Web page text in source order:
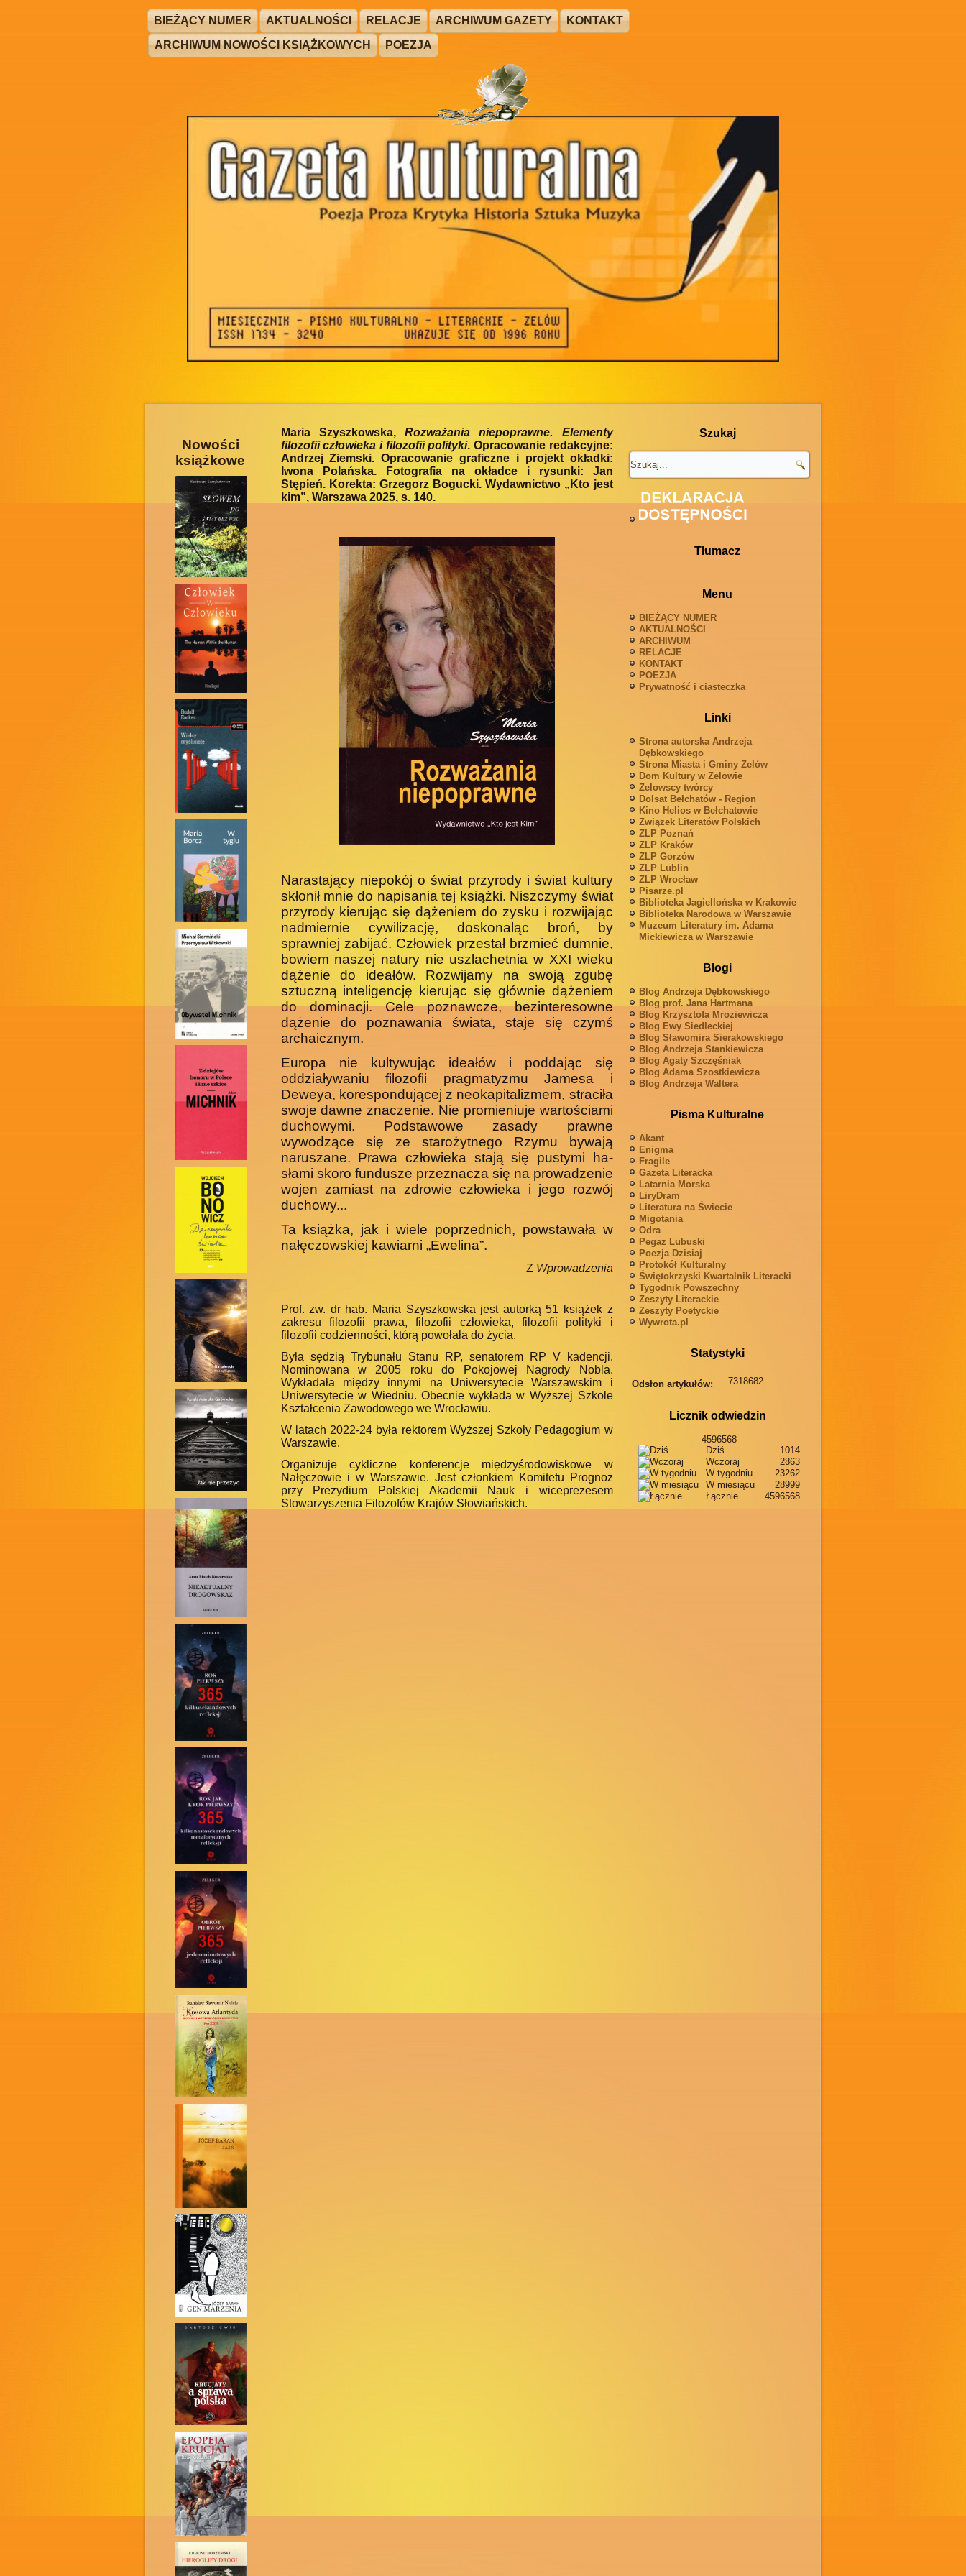
BIEŻĄCY NUMER AKTUALNOŚCI RELACJE ARCHIWUM GAZETY
KONTAKT
ARCHIWUM NOWOŚCI KSIĄŻKOWYCH
POEZJA
Nowości
książkowe
Maria Szyszkowska,Rozważania niepoprawne. Elementy
filozofii człowieka i filozofii polityki. Opracowanie redakcyjne:
Andrzej Ziemski. Opracowanie graficzne i projekt okładki:
Iwona Polańska. Fotografia na okładce i rysunki: Jan
Stępień. Korekta: Grzegorz Bogucki. Wydawnictwo „Kto jest
kim”, Warszawa 2025, s. 140.
Narastający niepokój o świat przyrody i świat kultury
skłonił mnie do napisania tej książki. Niszczymy świat
przyrody kierując się dąże­niem do zysku i rozwijając
nadmiernie cywilizację, doskonaląc broń, by
sprawniej zabijać. Człowiek przestał brzmieć dumnie,
bowiem na­szej natury nie uszlachetnia w XXI wieku
dążenie do ideałów. Rozwi­jamy na swoją zgubę
sztuczną inteligencję kierując się głównie dą­żeniem
do dominacji. Cele poznawcze, bezinteresowne
dążenie do poznawania świata, staje się czymś
archaicznym.
Europa nie kultywując ideałów i poddając się
oddziaływaniu filo­zofii pragmatyzmu Jamesa i
Deweya, korespondującej z neokapitalizmem, straciła
swoje dawne znaczenie. Nie promieniuje wartościami
duchowymi. Podstawowe zasady prawne
wywodzące się ze starożytnego Rzymu bywają
naruszane. Prawa człowieka stają się pustymi ha­
słami skoro fundusze przeznacza się na prowadzenie
wojen zamiast na zdrowie człowieka i jego rozwój
duchowy...
Ta książka, jak i wiele poprzednich, powstawała w
nałęczowskiej kawiarni „Ewelina”.
Z Wprowadzenia
Prof. zw. dr hab. Maria Szyszkowska jest autorką 51 książek z
zakresu filozofii prawa, filozofii człowieka, filozofii polityki i
filozofii codzienności, którą powołała do życia.
Była sędzią Trybunału Stanu RP, senatorem RP V kadencji.
Nominowana w 2005 roku do Pokojowej Nagrody Nobla.
Wykładała między innymi na Uniwersytecie Warszaw­skim i
Uniwersytecie w Wiedniu. Obecnie wykłada w Wyższej Szkole
Kształcenia Zawo­dowego we Wrocławiu.
W latach 2022-24 była rektorem Wyższej Szkoły Pedagogium w
Warszawie.
Organizuje cykliczne konferencje międzyśrodowiskowe w
Nałęczowie i w Warsza­wie. Jest członkiem Komitetu Prognoz
przy Prezydium Polskiej Akademii Nauk i wicepre­zesem
Stowarzyszenia Filozofów Krajów Słowiańskich.
Szukaj
Tłumacz
Menu
BIEŻĄCY NUMER
AKTUALNOŚCI
ARCHIWUM
RELACJE
KONTAKT
POEZJA
Prywatność i ciasteczka
Linki
Strona autorska Andrzeja
Dębkowskiego
Strona Miasta i Gminy Zelów
Dom Kultury w Zelowie
Zelowscy twórcy
Dolsat Bełchatów - Region
Kino Helios w Bełchatowie
Związek Literatów Polskich
ZLP Poznań
ZLP Kraków
ZLP Gorzów
ZLP Lublin
ZLP Wrocław
Pisarze.pl
Biblioteka Jagiellońska w Krakowie
Biblioteka Narodowa w Warszawie
Muzeum Literatury im. Adama
Mickiewicza w Warszawie
Blogi
Blog Andrzeja Dębkowskiego
Blog prof. Jana Hartmana
Blog Krzysztofa Mroziewicza
Blog Ewy Siedleckiej
Blog Sławomira Sierakowskiego
Blog Andrzeja Stankiewicza
Blog Agaty Szczęśniak
Blog Adama Szostkiewicza
Blog Andrzeja Waltera
Pisma Kulturalne
Akant
Enigma
Fragile
Gazeta Literacka
Latarnia Morska
LiryDram
Literatura na Świecie
Migotania
Odra
Pegaz Lubuski
Poezja Dzisiaj
Protokół Kulturalny
Świętokrzyski Kwartalnik Literacki
Tygodnik Powszechny
Zeszyty Literackie
Zeszyty Poetyckie
Wywrota.pl
Statystyki
Odsłon artykułów: 7318682
Licznik odwiedzin
4596568
Dziś
1014
Wczoraj
2863
W tygodniu
23262
W miesiącu
28999
Łącznie
4596568